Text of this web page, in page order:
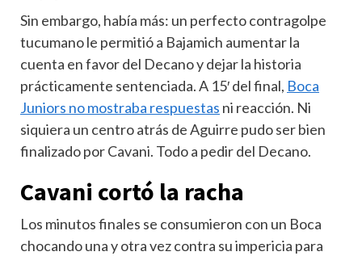
Sin embargo, había más: un perfecto contragolpe
tucumano le permitió a Bajamich aumentar la
cuenta en favor del Decano y dejar la historia
prácticamente sentenciada. A 15′ del final, Boca
Juniors no mostraba respuestas ni reacción. Ni
siquiera un centro atrás de Aguirre pudo ser bien
finalizado por Cavani. Todo a pedir del Decano.
Cavani cortó la racha
Los minutos finales se consumieron con un Boca
chocando una y otra vez contra su impericia para